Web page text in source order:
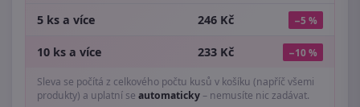
5 ks a více 246 Kč −5 %
10 ks a více 233 Kč −10 %
Sleva se počítá z celkového počtu kusů v košíku (napříč všemi
produkty) a uplatní se automaticky– nemusíte nic zadávat.